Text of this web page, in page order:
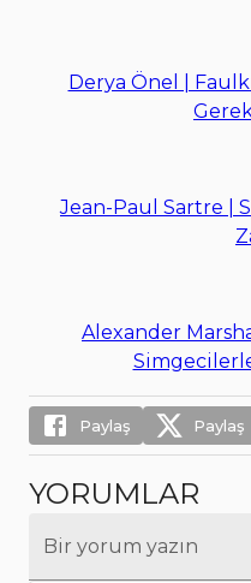
Derya Önel |
Jean-Paul Sartre |
Alexander
Paylaş Paylaş
YORUMLAR
Bir yorum yazın